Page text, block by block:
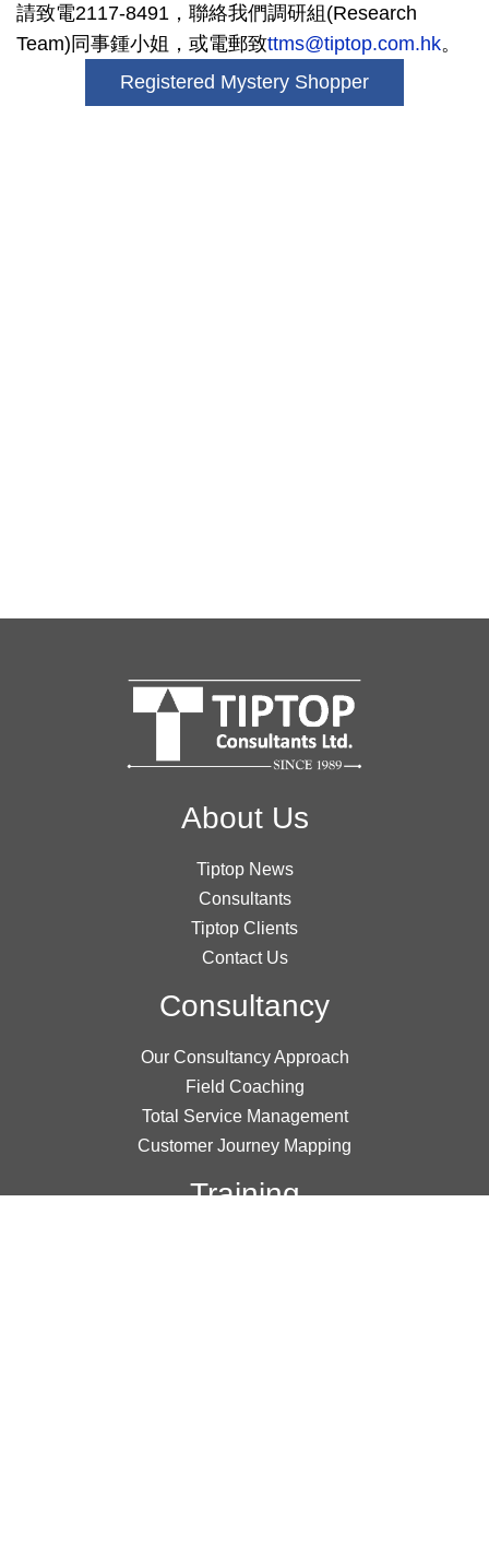
請致電2117-8491，聯絡我們調研組(Research
Team)同事鍾小姐，或電郵致ttms@tiptop.com.hk。
Registered Mystery Shopper
About Us
Tiptop News
Consultants
Tiptop Clients
Contact Us
Consultancy
Our Consultancy Approach
Field Coaching
Total Service Management
Customer Journey Mapping
Training